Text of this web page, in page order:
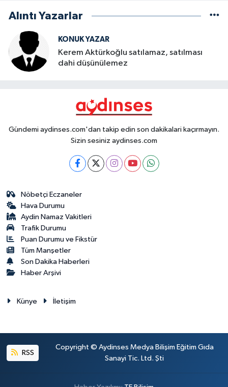
Alıntı Yazarlar
KONUK YAZAR
Kerem Aktürkoğlu satılamaz, satılması
dahi düşünülemez
Gündemi aydinses.com'dan takip edin son dakikalari kaçırmayın.
Sizin sesiniz aydinses.com
Nöbetçi Eczaneler
Hava Durumu
Aydin Namaz Vakitleri
Trafik Durumu
Puan Durumu ve Fikstür
Tüm Manşetler
Son Dakika Haberleri
Haber Arşivi
Künye İletişim
RSS
Copyright © Aydinses Medya Bilişim Eğitim Gıda
Sanayi Tic. Ltd. Şti